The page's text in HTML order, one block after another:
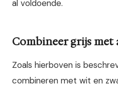
al voldoende.
Combineer grijs met
Zoals hierboven is
combineren met wit en